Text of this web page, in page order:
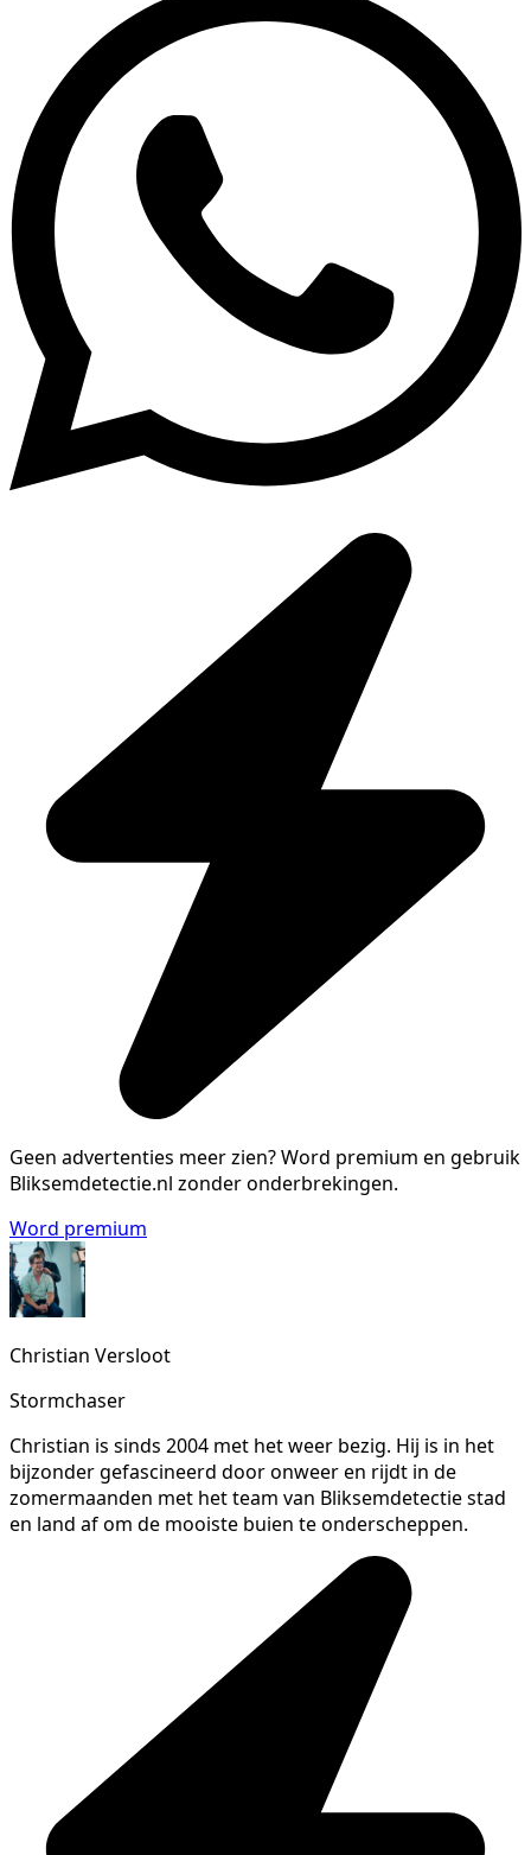
Geen advertenties meer zien?Word premium en gebruik
Bliksemdetectie.nl zonder onderbrekingen.
Word premium
Christian Versloot
Stormchaser
Christian is sinds 2004 met het weer bezig. Hij is in het
bijzonder gefascineerd door onweer en rijdt in de
zomermaanden met het team van Bliksemdetectie stad
en land af om de mooiste buien te onderscheppen.